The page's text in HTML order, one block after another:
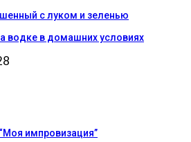
с луком и зеленью
водке в домашних условиях
импровизация”